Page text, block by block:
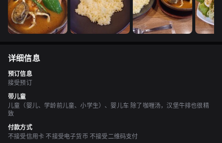
详细信息
预订信息
接受预订
带儿童
儿童（婴儿、学龄前儿童、小学生）、婴儿车 除了咖喱汤，汉堡牛排也很精
致
付款方式
不接受信用卡 不接受电子货币 不接受二维码支付